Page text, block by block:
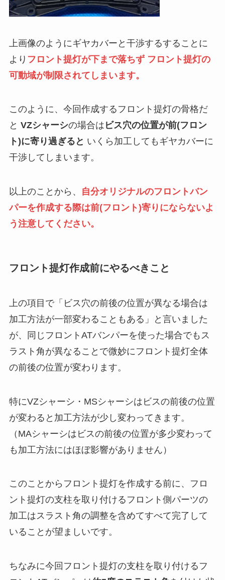
上画像のようにギヤカバーと干渉するすることに
より フロント提灯が下まで落ちず フロント提灯の
可動域が制限されてしまいます。
このように、今回作成するフロント提灯の骨格だ
と VZシャーシの場合は ビス穴の位置が前(フロン
ト)に寄り過ぎると いくら加工してもギヤカバーに
干渉してしまいます。
以上のことから、
自分オリジナルのフロントバン
パーを作成する際は前(フロント)寄りにならないよ
う注意してください。
フロント提灯作成前にやるべきこと
上の項目で「ビス穴の前後の位置が異なる場合は
加工方法が一部変わることもある」と言いました
が、同じフロントATバンパーを使った場合でもス
ラスト角が異なることで微妙にフロント提灯全体
の前後の位置が変わります。
特にVZシャーシ・MSシャーシはビスの前後の位置
が変わると加工方法が少し変わってきます。
（MAシャーシはビスの前後の位置が多少変わって
も加工方法にはほぼ影響がありません）
このことからフロント提灯を作成する前に、フロ
ント提灯の支柱を取り付けるフロント側パーツの
加工はスラスト角の調整を含めてすべて完了して
いることが望ましいです。
ちなみに今回フロント提灯の支柱を取り付けるフ